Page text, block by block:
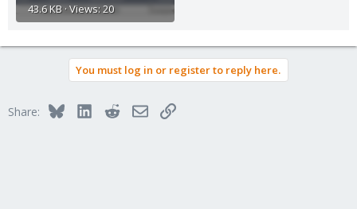
43.6 KB · Views: 20
You must log in or register to reply here.
Share: BlueskyLinkedInRedditEmailLink